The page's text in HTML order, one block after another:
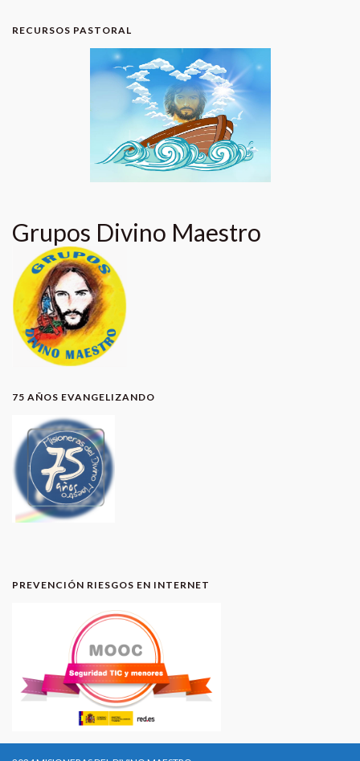
RECURSOS PASTORAL
Grupos Divino Maestro
75 AÑOS EVANGELIZANDO
PREVENCIÓN RIESGOS EN INTERNET